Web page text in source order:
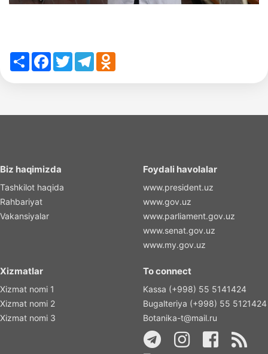
ShareFacebook
TwitterTelegramOdnoklassniki
Biz haqimizda
Tashkilot haqida
Rahbariyat
Vakansiyalar
Foydali havolalar
www.president.uz
www.gov.uz
www.parliament.gov.uz
www.senat.gov.uz
www.my.gov.uz
Xizmatlar
Xizmat nomi 1
Xizmat nomi 2
Xizmat nomi 3
To connect
Kassa (+998) 55 5141424
Bugalteriya (+998) 55 5121424
Botanika-t@mail.ru